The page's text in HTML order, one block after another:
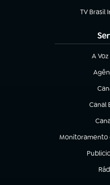
TV Brasil
(abre em
A
(abre
(abre
Canal
(abre
Monitoramento
(abre em nova
(abre